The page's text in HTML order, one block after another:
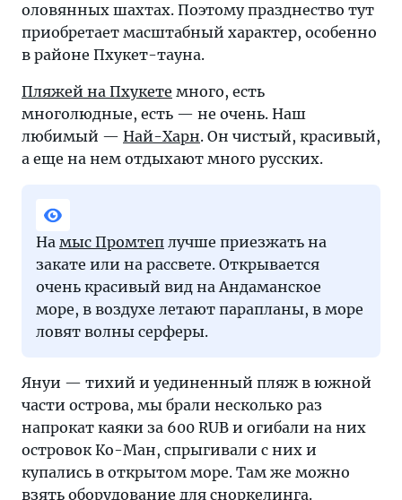
оловянных шахтах. Поэтому празднество тут
приобретает масштабный характер, особенно
в районе Пхукет-тауна.
Пляжей на Пхукете много, есть
многолюдные, есть — не очень. Наш
любимый — Най-Харн. Он чистый, красивый,
а еще на нем отдыхают много русских.
На мыс Промтеп лучше приезжать на
закате или на рассвете. Открывается
очень красивый вид на Андаманское
море, в воздухе летают парапланы, в море
ловят волны серферы.
Януи — тихий и уединенный пляж в южной
части острова, мы брали несколько раз
напрокат каяки за 600 RUB и огибали на них
островок Ко-Ман, спрыгивали с них и
купались в открытом море. Там же можно
взять оборудование для сноркелинга.